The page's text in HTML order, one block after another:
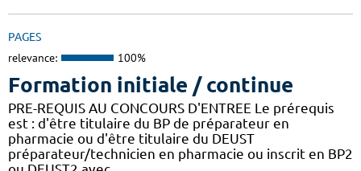
PAGES
relevance: 100%
Formation initiale / continue
PRE-REQUIS AU CONCOURS D'ENTREE Le prérequis
est : d'être titulaire du BP de préparateur en
pharmacie ou d'être titulaire du DEUST
préparateur/technicien en pharmacie ou inscrit en BP2